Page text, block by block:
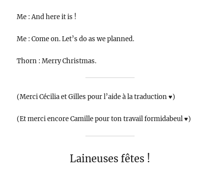
Me : And here it is !
Me : Come on. Let’s do as we planned.
Thorn : Merry Christmas.
(Merci Cécilia et Gilles pour l’aide à la traduction ♥)
(Et merci encore Camille pour ton travail formidabeul ♥)
Laineuses fêtes !